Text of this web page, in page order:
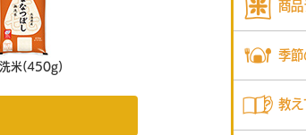
米(450g)
商品
季節
教え